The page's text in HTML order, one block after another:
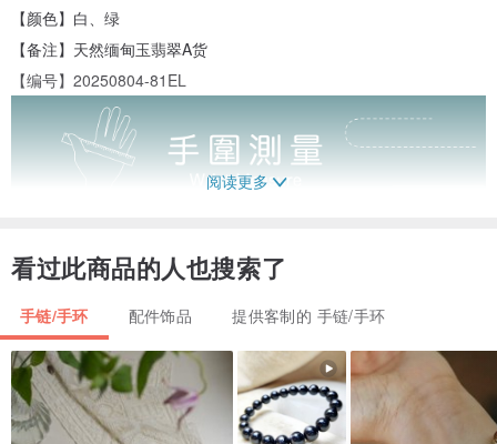
【颜色】白、绿
【备注】天然缅甸玉翡翠A货
【编号】20250804-81EL
阅读更多
看过此商品的人也搜索了
手链/手环 配件饰品 提供客制的 手链/手环